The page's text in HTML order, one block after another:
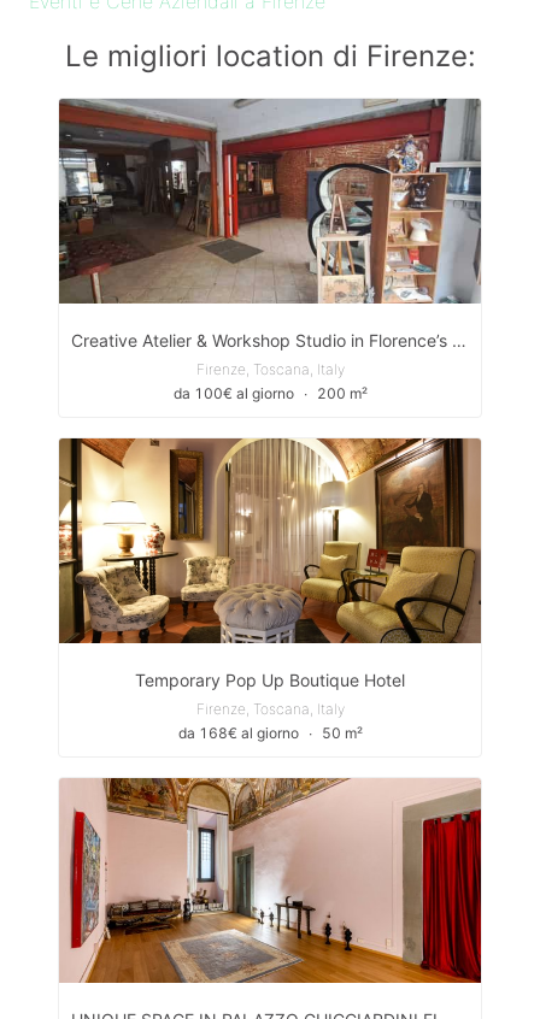
Le migliori location di Firenze:
Creative Atelier & Workshop Studio in Florence’s Artistic District
Firenze, Toscana, Italy
da 100€ al giorno
∙ 200 m²
Temporary Pop Up Boutique Hotel
Firenze, Toscana, Italy
da 168€ al giorno
∙ 50 m²